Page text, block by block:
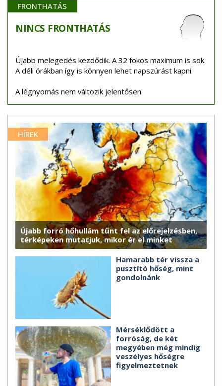
FRONTHATÁS
NINCS FRONTHATÁS
Újabb melegedés kezdődik. A 32 fokos maximum is sok.
A déli órákban így is könnyen lehet napszúrást kapni.
A légnyomás nem változik jelentősen.
HÍREK
Újabb forró hőhullám tűnt fel az előrejelzésben,
térképeken mutatjuk, mikor ér el minket
Hamarabb tér vissza a
pusztító hőség, mint
gondolnánk
Mérséklődött a
forróság, de két
megyében még mindig
veszélyes hőségre
figyelmeztetnek